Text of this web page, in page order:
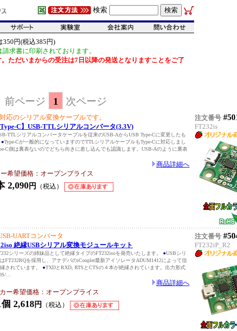
検索
350円(税込385円)
求書に印刷されております。
ただいまからの受注は7日以降の発送となりますことをご了
前ページ 1 次ページ
応のシリアル変換ケーブルです。
Type-C】USB-TTLシリアルコンバータ(3.3V)
TTLシリアルコンバータケーブルを従来のUSB-AからUSB Type-Cに変更したも
●Type-Cが一般的になっていますのでTTLシリアルケーブルもType-Cに対応しまし
C側は裏表ないのでどちら向きに差し込んでも認識します。USB-Aのように裏表
商品詳細へ
希望価格：オープンプライス
2,090円 （税込）
注文番号
FT232is
UARTコンバータ
絶縁USBシリアル変換モジュールキット
シリーズの姉妹品として絶縁タイプのFT232isoを発売いたします。 ●USBシリ
FT232RQを採用し、アナデバのiCoupler最新アイソレータADUM1412によって信
されています。 ●TXDとRXD, RTSとCTSの４本が絶縁されています。出力形式
...
商品詳細へ
ー希望価格：オープンプライス
個 2,618円 （税込）
注文番号
FT232iP_R2